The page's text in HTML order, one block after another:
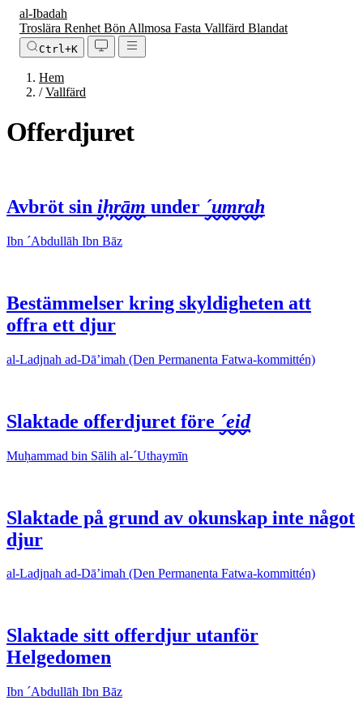
al-Ibadah
Troslära Renhet Bön Allmosa Fasta Vallfärd Blandat
Ctrl+K
Hem
/Vallfärd
Offerdjuret
Avbröt sin iḥrām under ´umrah
Ibn ´Abdullāh Ibn Bāz
Bestämmelser kring skyldigheten att
offra ett djur
al-Ladjnah ad-Dā’imah (Den Permanenta Fatwa-kommittén)
Slaktade offerdjuret före ´eid
Muḥammad bin Sālih al-´Uthaymīn
Slaktade på grund av okunskap inte något
djur
al-Ladjnah ad-Dā’imah (Den Permanenta Fatwa-kommittén)
Slaktade sitt offerdjur utanför
Helgedomen
Ibn ´Abdullāh Ibn Bāz